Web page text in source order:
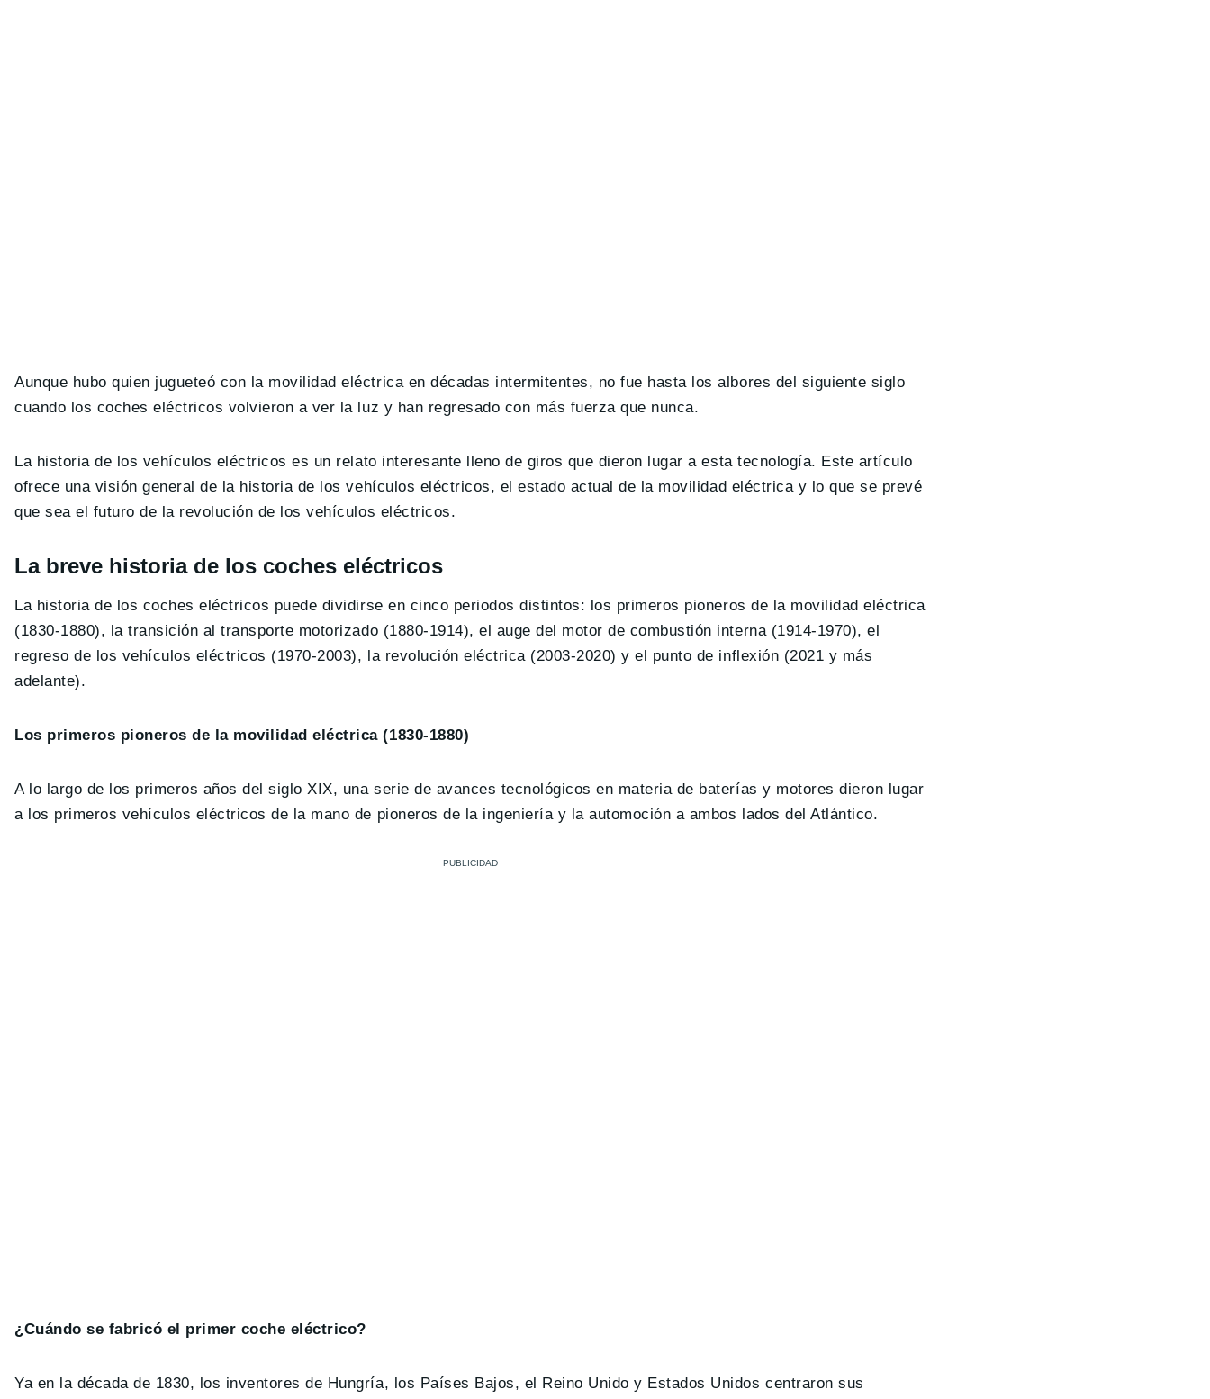
Aunque hubo quien jugueteó con la movilidad eléctrica en décadas intermitentes, no fue hasta los albores del siguiente siglo
cuando los coches eléctricos volvieron a ver la luz y han regresado con más fuerza que nunca.
La historia de los vehículos eléctricos es un relato interesante lleno de giros que dieron lugar a esta tecnología. Este artículo
ofrece una visión general de la historia de los vehículos eléctricos, el estado actual de la movilidad eléctrica y lo que se prevé
que sea el futuro de la revolución de los vehículos eléctricos.
La breve historia de los coches eléctricos
La historia de los coches eléctricos puede dividirse en cinco periodos distintos: los primeros pioneros de la movilidad eléctrica
(1830-1880), la transición al transporte motorizado (1880-1914), el auge del motor de combustión interna (1914-1970), el
regreso de los vehículos eléctricos (1970-2003), la revolución eléctrica (2003-2020) y el punto de inflexión (2021 y más
adelante).
Los primeros pioneros de la movilidad eléctrica (1830-1880)
A lo largo de los primeros años del siglo XIX, una serie de avances tecnológicos en materia de baterías y motores dieron lugar
a los primeros vehículos eléctricos de la mano de pioneros de la ingeniería y la automoción a ambos lados del Atlántico.
¿Cuándo se fabricó el primer coche eléctrico?
Ya en la década de 1830, los inventores de Hungría, los Países Bajos, el Reino Unido y Estados Unidos centraron sus